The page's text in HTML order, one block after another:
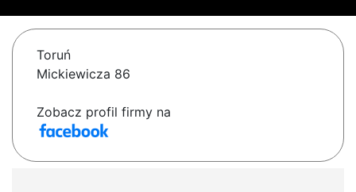
Toruń
Mickiewicza 86
Zobacz profil firmy na